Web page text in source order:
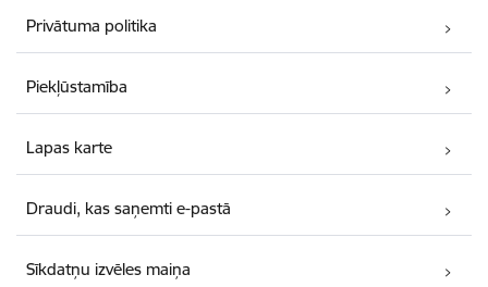
Privātuma politika
Piekļūstamība
Lapas karte
Draudi, kas saņemti e-pastā
Sīkdatņu izvēles maiņa